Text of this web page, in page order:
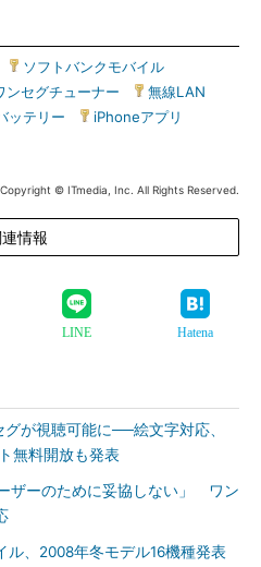
ソフトバンクモバイル
ンセグチューナー 無線LAN
ッテリー iPhoneアプリ
Copyright © ITmedia, Inc. All Rights Reserved.
情報
LINE Hatena
が視聴可能に──絵文字対応、
無料開放も発表
ザーのために妥協しない」 ワン
ル、2008年冬モデル16機種発表